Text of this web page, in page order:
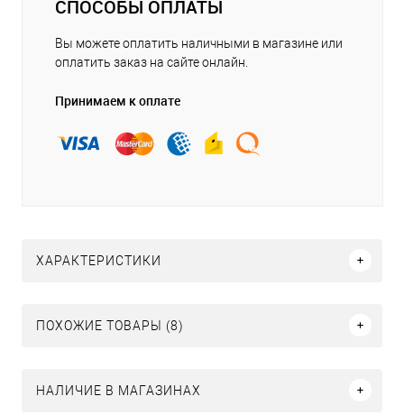
СПОСОБЫ ОПЛАТЫ
Вы можете оплатить наличными в магазине или
оплатить заказ на сайте онлайн.
Принимаем к оплате
ХАРАКТЕРИСТИКИ
ПОХОЖИЕ ТОВАРЫ (8)
НАЛИЧИЕ В МАГАЗИНАХ